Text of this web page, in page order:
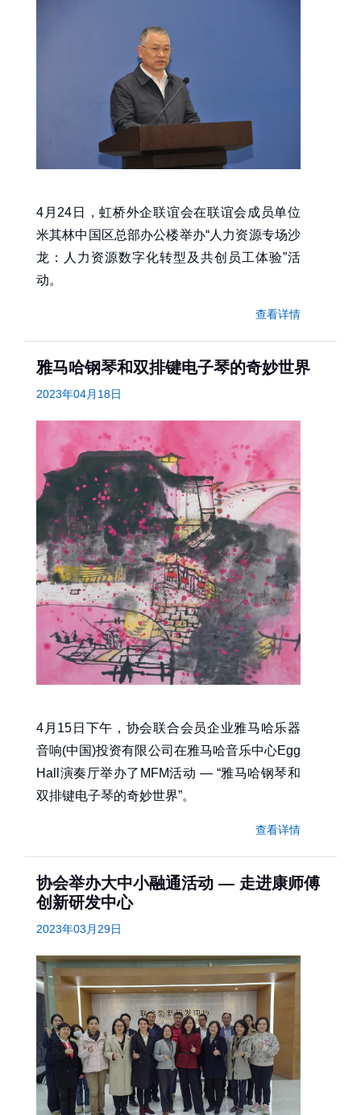
4月24日，虹桥外企联谊会在联谊会成员单位
米其林中国区总部办公楼举办“人力资源专场沙
龙：人力资源数字化转型及共创员工体验”活
动。
查看详情
雅马哈钢琴和双排键电子琴的奇妙世界
2023年04月18日
4月15日下午，协会联合会员企业雅马哈乐器
音响(中国)投资有限公司在雅马哈音乐中心Egg
Hall演奏厅举办了MFM活动 — “雅马哈钢琴和
双排键电子琴的奇妙世界”。
查看详情
协会举办大中小融通活动 — 走进康师傅
创新研发中心
2023年03月29日